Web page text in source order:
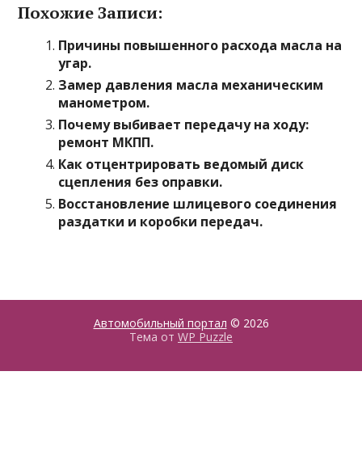
Похожие Записи:
Причины повышенного расхода масла на
угар.
Замер давления масла механическим
манометром.
Почему выбивает передачу на ходу:
ремонт МКПП.
Как отцентрировать ведомый диск
сцепления без оправки.
Восстановление шлицевого соединения
раздатки и коробки передач.
Автомобильный портал © 2026
Тема от WP Puzzle